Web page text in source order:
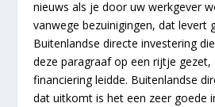
nieuws als je door uw werkgever
vanwege bezuinigingen, dat levert
Buitenlandse directe investering
deze paragraaf op een rijtje
financiering leidde. Buitenlandse
dat uitkomt is het een zeer goede